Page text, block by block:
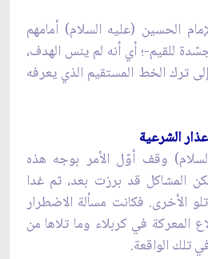
الحسين (عليه السلام) أمامهم
للقيم-؛ أي أنه لم ينس الهدف،
ترك الخط المستقيم الذي يعرفه
الشرعية
وقف أوّل الأمر بوجه هذه
المشاكل قد برزت بعد، ثم غدا
الأخرى. فكانت مسألة الاضطرار
المعركة في كربلاء وما تلاها من
تلك الواقعة.